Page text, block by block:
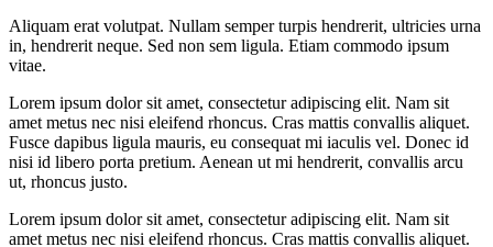
Aliquam erat volutpat. Nullam semper turpis hendrerit, ultricies urna
in, hendrerit neque. Sed non sem ligula. Etiam commodo ipsum
vitae.
Lorem ipsum dolor sit amet, consectetur adipiscing elit. Nam sit
amet metus nec nisi eleifend rhoncus. Cras mattis convallis aliquet.
Fusce dapibus ligula mauris, eu consequat mi iaculis vel. Donec id
nisi id libero porta pretium. Aenean ut mi hendrerit, convallis arcu
ut, rhoncus justo.
Lorem ipsum dolor sit amet, consectetur adipiscing elit. Nam sit
amet metus nec nisi eleifend rhoncus. Cras mattis convallis aliquet.